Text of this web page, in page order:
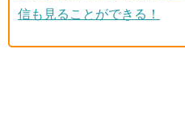
信も見ることができる！